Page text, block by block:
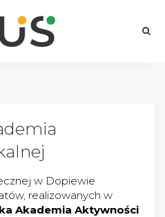
w Dopiewie
realizowanych w
Akademia Aktywności